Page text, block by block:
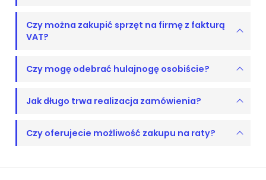
Czy można zakupić sprzęt na firmę z fakturą
VAT?
Czy mogę odebrać hulajnogę osobiście?
Jak długo trwa realizacja zamówienia?
Czy oferujecie możliwość zakupu na raty?